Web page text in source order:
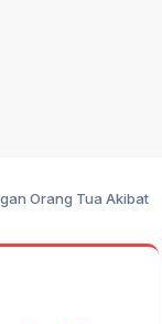
Orang Tua Akibat